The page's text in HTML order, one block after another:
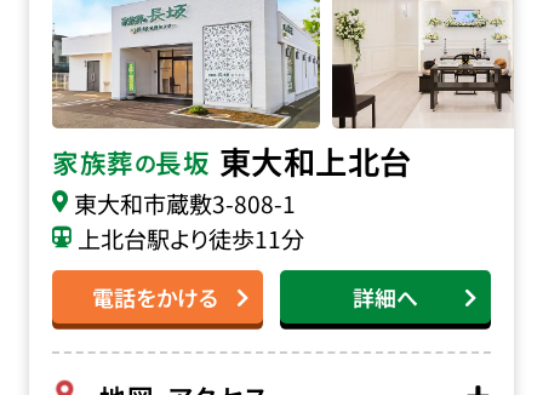
家族葬の長坂 東大和上北台
東大和市蔵敷3-808-1
上北台駅より徒歩11分
電話をかける 詳細へ